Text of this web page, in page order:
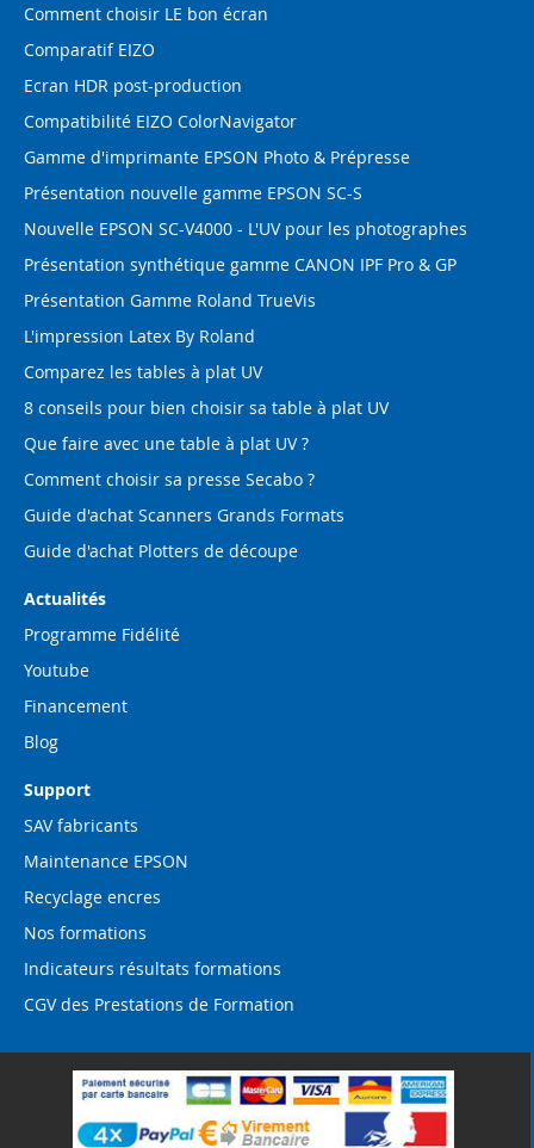
Comment choisir LE bon écran
Comparatif EIZO
Ecran HDR post-production
Compatibilité EIZO ColorNavigator
Gamme d'imprimante EPSON Photo & Prépresse
Présentation nouvelle gamme EPSON SC-S
Nouvelle EPSON SC-V4000 - L'UV pour les photographes
Présentation synthétique gamme CANON IPF Pro & GP
Présentation Gamme Roland TrueVis
L'impression Latex By Roland
Comparez les tables à plat UV
8 conseils pour bien choisir sa table à plat UV
Que faire avec une table à plat UV ?
Comment choisir sa presse Secabo ?
Guide d'achat Scanners Grands Formats
Guide d'achat Plotters de découpe
Actualités
Programme Fidélité
Youtube
Financement
Blog
Support
SAV fabricants
Maintenance EPSON
Recyclage encres
Nos formations
Indicateurs résultats formations
CGV des Prestations de Formation